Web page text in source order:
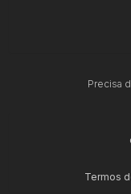
Precisa
Termos